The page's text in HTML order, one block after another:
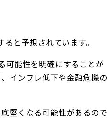
と予想されています。
可能性を明確にすることが
インフレ低下や金融危機の
堅くなる可能性があるので